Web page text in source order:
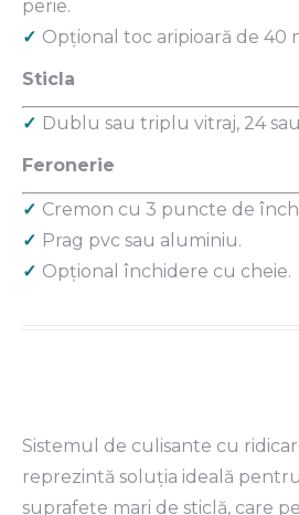
perie.
✓ Opţional toc aripioară de 40
Sticla
✓ Dublu sau triplu vitraj, 24
Feronerie
✓ Cremon cu 3 puncte de
✓ Prag pvc sau aluminiu.
✓ Opţional închidere cu cheie.
Sistemul de culisante cu
reprezintă soluţia ideală
suprafeţe mari de sticlă, care